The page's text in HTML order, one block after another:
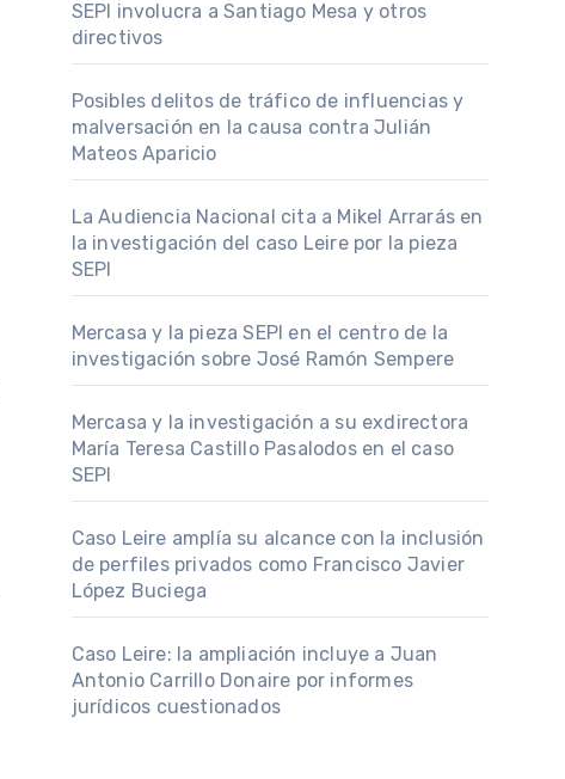
SEPI involucra a Santiago Mesa y otros
directivos
Posibles delitos de tráfico de influencias y
malversación en la causa contra Julián
Mateos Aparicio
La Audiencia Nacional cita a Mikel Arrarás en
la investigación del caso Leire por la pieza
SEPI
Mercasa y la pieza SEPI en el centro de la
investigación sobre José Ramón Sempere
Mercasa y la investigación a su exdirectora
María Teresa Castillo Pasalodos en el caso
SEPI
Caso Leire amplía su alcance con la inclusión
de perfiles privados como Francisco Javier
López Buciega
Caso Leire: la ampliación incluye a Juan
Antonio Carrillo Donaire por informes
jurídicos cuestionados